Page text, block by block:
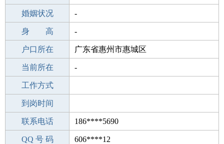
出生年月 1994-01-22
婚姻状况 -
学 历 专科
身 高 -
毕业学校 专科
户口所在 广东省惠州市惠城区
所学专业 -
当前所在 -
工作经验
工作方式
驾 照
到岗时间
期望月薪
联系电话 186****5690
手机号码 186****5690
QQ 号 码 606****12